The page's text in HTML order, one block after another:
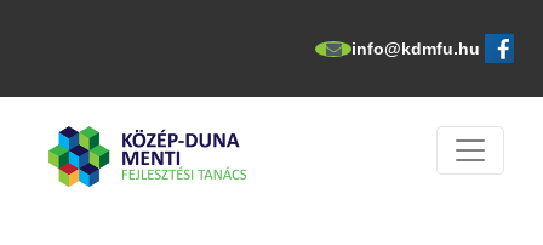
info@kdmfu.hu